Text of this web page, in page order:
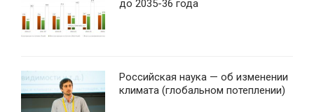
до 2035-36 года
Российская наука — об изменении
климата (глобальном потеплении)